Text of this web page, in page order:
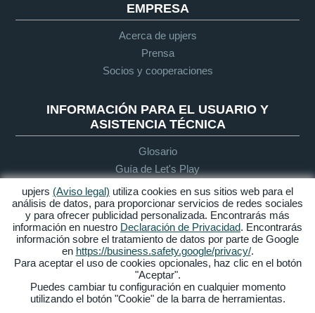
EMPRESA
Acerca de upjers
Prensa
Socios y cooperaciones
INFORMACIÓN PARA EL USUARIO Y
ASISTENCIA TÉCNICA
Glosario
Guía de Let's Play
Soporte
Aviso legal
Protección de
datos
Condiciones
generales de
contratación
Accesibilidad
Gestionar Cookies
upjers (Aviso legal) utiliza cookies en sus sitios web para el
análisis de datos, para proporcionar servicios de redes sociales
y para ofrecer publicidad personalizada. Encontrarás más
información en nuestro Declaración de Privacidad. Encontrarás
información sobre el tratamiento de datos por parte de Google
en https://business.safety.google/privacy/.
Para aceptar el uso de cookies opcionales, haz clic en el botón
"Aceptar".
Puedes cambiar tu configuración en cualquier momento
utilizando el botón "Cookie" de la barra de herramientas.